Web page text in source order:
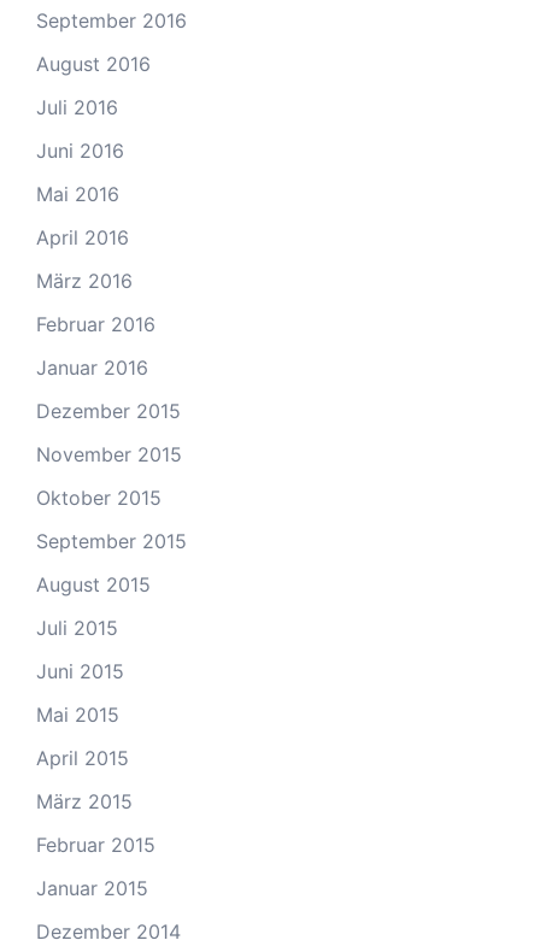
September 2016
August 2016
Juli 2016
Juni 2016
Mai 2016
April 2016
März 2016
Februar 2016
Januar 2016
Dezember 2015
November 2015
Oktober 2015
September 2015
August 2015
Juli 2015
Juni 2015
Mai 2015
April 2015
März 2015
Februar 2015
Januar 2015
Dezember 2014